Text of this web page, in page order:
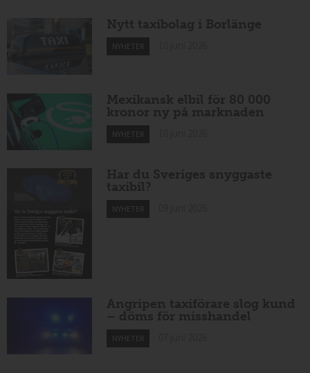
Nytt taxibolag i Borlänge
NYHETER
Mexikansk elbil för 80 000
kronor ny på marknaden
NYHETER
Har du Sveriges snyggaste
taxibil?
NYHETER
Angripen taxiförare slog kund
– döms för misshandel
NYHETER